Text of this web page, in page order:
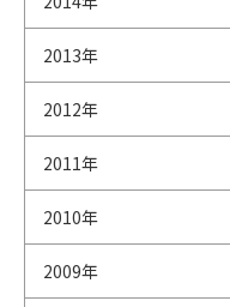
2013年
2012年
2011年
2010年
2009年